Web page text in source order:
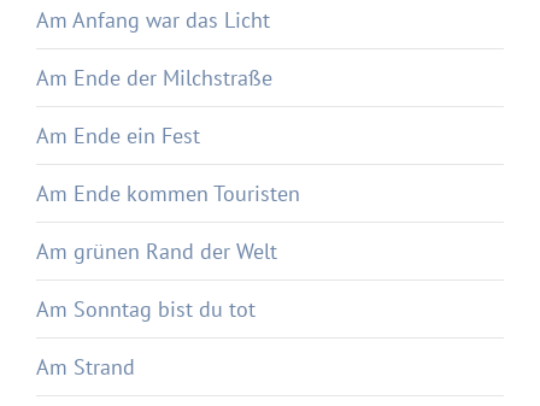
Am Anfang war das Licht
Am Ende der Milchstraße
Am Ende ein Fest
Am Ende kommen Touristen
Am grünen Rand der Welt
Am Sonntag bist du tot
Am Strand